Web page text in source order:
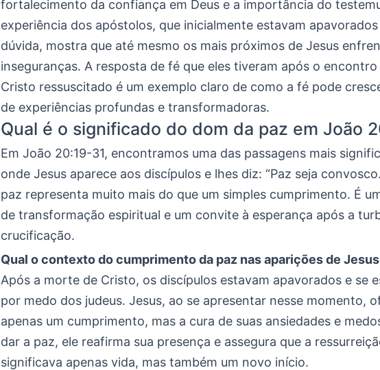
fortalecimento da confiança em Deus e a importância do
experiência dos apóstolos, que inicialmente estavam apavorados
dúvida, mostra que até mesmo os mais próximos de Jesus
inseguranças. A resposta de fé que eles tiveram após o
Cristo ressuscitado é um exemplo claro de como a fé pode
de experiências profundas e transformadoras.
Qual é o significado do dom da paz em João
Em João 20:19-31, encontramos uma das passagens mais
onde Jesus aparece aos discípulos e lhes diz: “Paz seja
paz representa muito mais do que um simples cumprimento. É
de transformação espiritual e um convite à esperança após a
crucificação.
Qual o contexto do cumprimento da paz nas aparições de
Após a morte de Cristo, os discípulos estavam apavorados e se
por medo dos judeus. Jesus, ao se apresentar nesse momento,
apenas um cumprimento, mas a cura de suas ansiedades e
dar a paz, ele reafirma sua presença e assegura que a
significava apenas vida, mas também um novo início.